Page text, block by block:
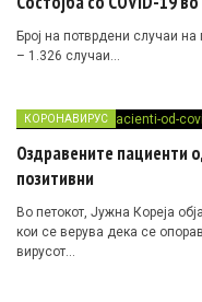
Број на потврдени случаи
– 1.326 случаи…
КОРОНАВИРУС
Oздравените пациенти
позитивни
Во петокот, Јужна Кореја
кои се верува дека се
вирусот…